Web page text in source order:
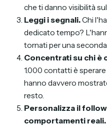
che ti danno visibilità
Leggi i segnali.Chi
dedicato tempo?
tornati per una
Concentrati su chi è
1.000 contatti è
hanno davvero
resto.
Personalizza il
comportamenti reali.